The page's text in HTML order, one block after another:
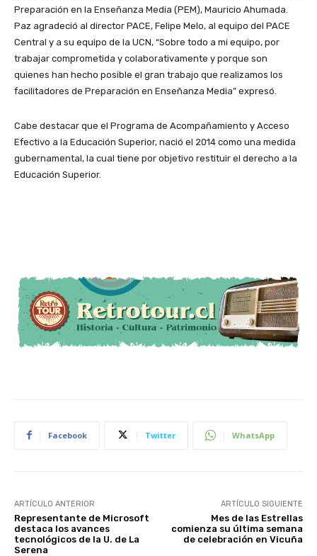
Preparación en la Enseñanza Media (PEM), Mauricio Ahumada.
Paz agradeció al director PACE, Felipe Melo, al equipo del PACE
Central y a su equipo de la UCN, “Sobre todo a mi equipo, por
trabajar comprometida y colaborativamente y porque son
quienes han hecho posible el gran trabajo que realizamos los
facilitadores de Preparación en Enseñanza Media” expresó.
Cabe destacar que el Programa de Acompañamiento y Acceso
Efectivo a la Educación Superior, nació el 2014 como una medida
gubernamental, la cual tiene por objetivo restituir el derecho a la
Educación Superior.
Facebook Twitter WhatsApp
ARTÍCULO ANTERIOR
Representante de Microsoft
destaca los avances
tecnológicos de la U. de La
Serena
ARTÍCULO SIGUIENTE
Mes de las Estrellas
comienza su última semana
de celebración en Vicuña